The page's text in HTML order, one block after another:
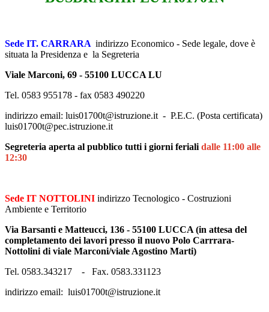
Sede IT. CARRARA indirizzo Economico - Sede legale, dove è
situata la Presidenza e la Segreteria
Viale Marconi, 69 - 55100 LUCCA LU
Tel. 0583 955178 - fax 0583 490220
indirizzo email: luis01700t@istruzione.it - P.E.C. (Posta certificata)
luis01700t@pec.istruzione.it
Segreteria aperta al pubblico tutti i giorni feriali dalle 11:00 alle
12:30
Sede IT NOTTOLINI indirizzo Tecnologico - Costruzioni
Ambiente e Territorio
Via Barsanti e Matteucci, 136 - 55100 LUCCA (in attesa del
completamento dei lavori presso il nuovo Polo Carrrara-
Nottolini di viale Marconi/viale Agostino Marti)
Tel. 0583.343217 - Fax. 0583.331123
indirizzo email: luis01700t@istruzione.it